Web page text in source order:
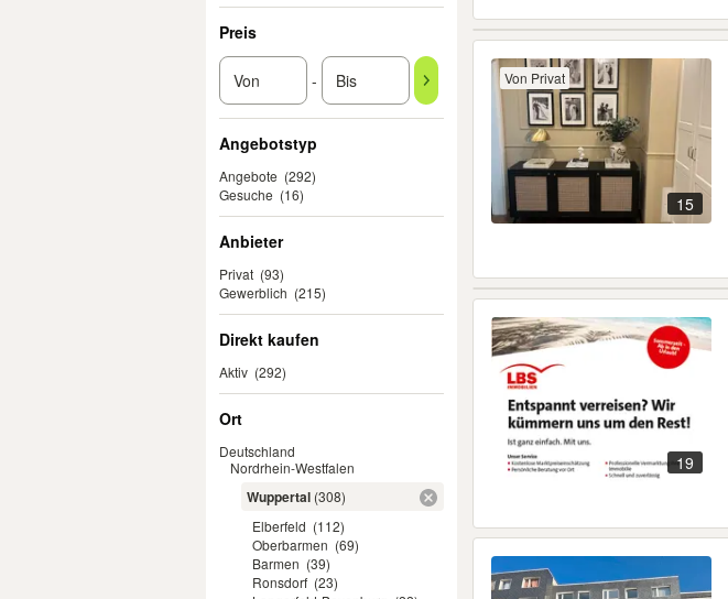
Preis
-
Angebotstyp
Angebote (292)
Gesuche (16)
Anbieter
Privat (93)
Gewerblich (215)
Direkt kaufen
Aktiv (292)
Ort
Deutschland
Nordrhein-Westfalen
Wuppertal (308)
Elberfeld (112)
Oberbarmen (69)
Barmen (39)
Ronsdorf (23)
15
Von Privat
19